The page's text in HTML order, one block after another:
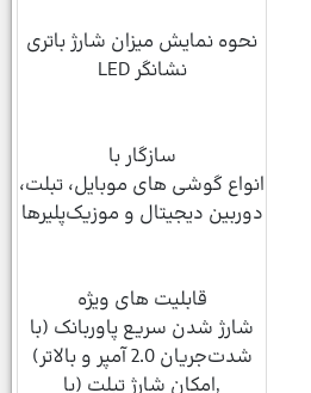
نحوه نمایش میزان شارژ باتری
نشانگر LED
سازگار با
انواع گوشی های موبایل، تبلت،
دوربین دیجیتال و موزیک‌پلیرها
قابلیت های ویژه
شارژ شدن سریع پاوربانک (با
شدت‌جریان 2.0 آمپر و بالاتر)
,امکان شارژ تبلت (با